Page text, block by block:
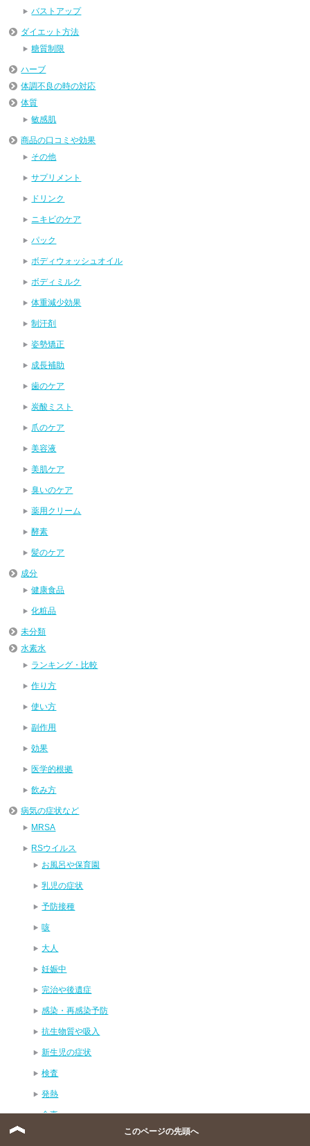
バストアップ
ダイエット方法
糖質制限
ハーブ
体調不良の時の対応
体質
敏感肌
商品の口コミや効果
その他
サプリメント
ドリンク
ニキビのケア
パック
ボディウォッシュオイル
ボディミルク
体重減少効果
制汗剤
姿勢矯正
成長補助
歯のケア
炭酸ミスト
爪のケア
美容液
美肌ケア
臭いのケア
薬用クリーム
酵素
髪のケア
成分
健康食品
化粧品
未分類
水素水
ランキング・比較
作り方
使い方
副作用
効果
医学的根拠
飲み方
病気の症状など
MRSA
RSウイルス
お風呂や保育園
乳児の症状
予防接種
咳
大人
妊娠中
完治や後遺症
感染・再感染予防
抗生物質や吸入
新生児の症状
検査
発熱
食事
このページの先頭へ